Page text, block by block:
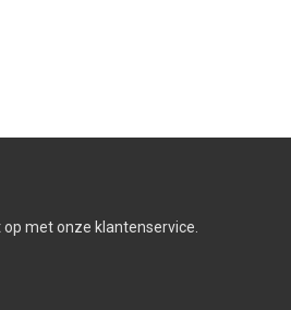
met onze klantenservice.